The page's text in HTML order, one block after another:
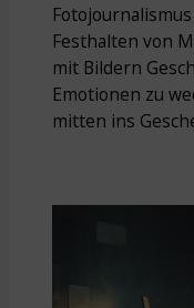
Festhalten von
mit Bildern
Emotionen zu
mitten ins